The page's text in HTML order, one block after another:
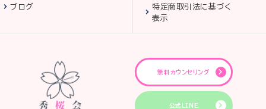
ブログ
特定商取引法に基づく
表示
無料カウンセリング
公式LINE